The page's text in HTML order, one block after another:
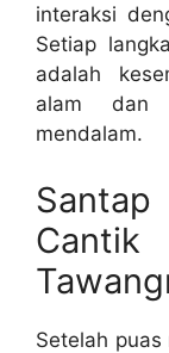
interaksi
Setiap
adalah
alam dan
mendalam.
Setelah